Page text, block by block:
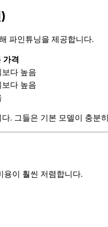
파인튜닝을 제공합니다.
가격
다 높음
다 높음
다. 그들은 기본 모델이 충분
용이 훨씬 저렴합니다.